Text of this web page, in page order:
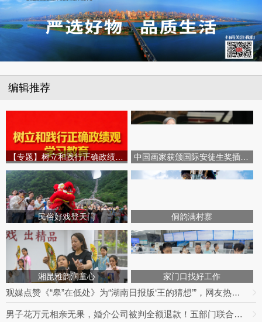
编辑推荐
【专题】树立和践行正确政绩观学习教育 中国画家获颁国际安徒生奖插画家奖
民俗好戏登天门 侗韵满村寨
湘昆雅韵润童心 家门口找好工作
观媒点赞《“皋”在低处》为“湖南日报版‘王的猜想’”，网友热议：党报头版可以这么起标题
男子花万元相亲无果，婚介公司被判全额退款！五部门联合整治婚介七大乱象